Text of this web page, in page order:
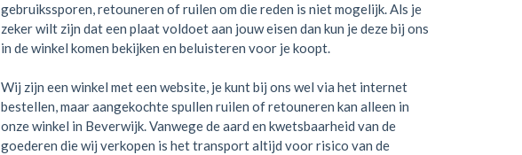
gebruikssporen, retouneren of ruilen om die reden is niet mogelijk. Als je
zeker wilt zijn dat een plaat voldoet aan jouw eisen dan kun je deze bij ons
in de winkel komen bekijken en beluisteren voor je koopt.
Wij zijn een winkel met een website, je kunt bij ons wel via het internet
bestellen, maar aangekochte spullen ruilen of retouneren kan alleen in
onze winkel in Beverwijk. Vanwege de aard en kwetsbaarheid van de
goederen die wij verkopen is het transport altijd voor risico van de